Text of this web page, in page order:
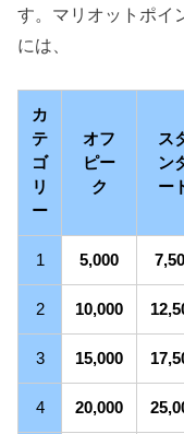
す。マリオットポイ
には、
カ
テ
ゴ
リ
ー
オフ
ピー
ク
ス
ン
ー
1 5,000
2 10,000
3 15,000
4 20,000